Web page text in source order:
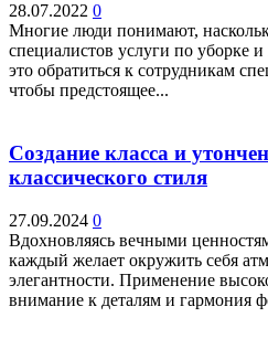
28.07.2022 0
Многие люди понимают,
специалистов услуги по уборке
это обратиться к сотрудникам
чтобы предстоящее...
Создание класса и
классического стиля
27.09.2024 0
Вдохновляясь вечными
каждый желает окружить себя
элегантности. Применение
внимание к деталям и гармония